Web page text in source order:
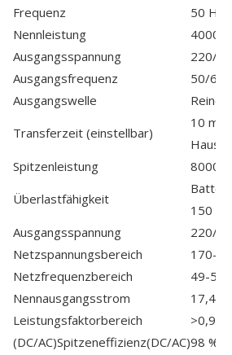
Frequenz
50
Nennleistung
4000W
Ausgangsspannung
220/
Ausgangsfrequenz
50/60
Ausgangswelle
Reine
Transferzeit (einstellbar)
10 ms
Spitzenleistung
Überlastfähigkeit
150 %
Ausgangsspannung
220/
Netzspannungsbereich
170-
Netzfrequenzbereich
49-
Nennausgangsstrom
17,4A
Leistungsfaktorbereich
>0,99
(DC/AC)Spitzeneffizienz(DC/AC)98 %